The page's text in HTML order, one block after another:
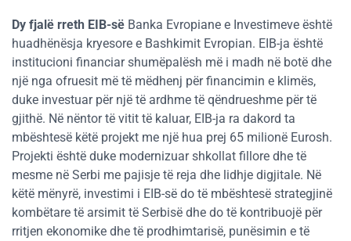
Dy fjalë rreth EIB-së Banka Evropiane e Investimeve është
huadhënësja kryesore e Bashkimit Evropian. EIB-ja është
institucioni financiar shumëpalësh më i madh në botë dhe
një nga ofruesit më të mëdhenj për financimin e klimës,
duke investuar për një të ardhme të qëndrueshme për të
gjithë. Në nëntor të vitit të kaluar, EIB-ja ra dakord ta
mbështesë këtë projekt me një hua prej 65 milionë Eurosh.
Projekti është duke modernizuar shkollat fillore dhe të
mesme në Serbi me pajisje të reja dhe lidhje digjitale. Në
këtë mënyrë, investimi i EIB-së do të mbështesë strategjinë
kombëtare të arsimit të Serbisë dhe do të kontribuojë për
rritjen ekonomike dhe të prodhimtarisë, punësimin e të